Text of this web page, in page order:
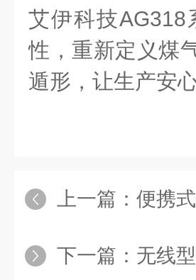
艾伊科技AG318
性，重新定义煤
遁形，让生产安
上一篇： 便携式矿
下一篇： 无线型红